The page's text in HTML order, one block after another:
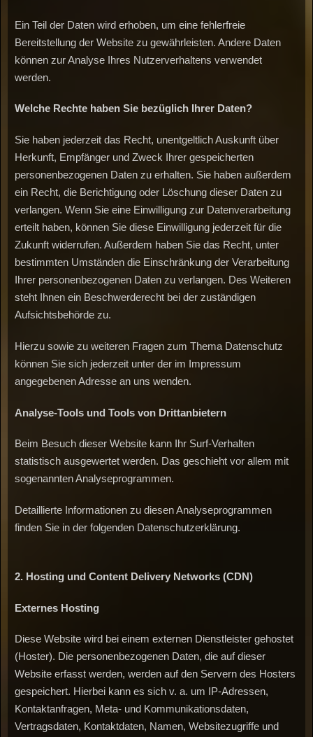
Ein Teil der Daten wird erhoben, um eine fehlerfreie
Bereitstellung der Website zu gewährleisten. Andere Daten
können zur Analyse Ihres Nutzerverhaltens verwendet
werden.
Welche Rechte haben Sie bezüglich Ihrer Daten?
Sie haben jederzeit das Recht, unentgeltlich Auskunft über
Herkunft, Empfänger und Zweck Ihrer gespeicherten
personenbezogenen Daten zu erhalten. Sie haben außerdem
ein Recht, die Berichtigung oder Löschung dieser Daten zu
verlangen. Wenn Sie eine Einwilligung zur Datenverarbeitung
erteilt haben, können Sie diese Einwilligung jederzeit für die
Zukunft widerrufen. Außerdem haben Sie das Recht, unter
bestimmten Umständen die Einschränkung der Verarbeitung
Ihrer personenbezogenen Daten zu verlangen. Des Weiteren
steht Ihnen ein Beschwerderecht bei der zuständigen
Aufsichtsbehörde zu.
Hierzu sowie zu weiteren Fragen zum Thema Datenschutz
können Sie sich jederzeit unter der im Impressum
angegebenen Adresse an uns wenden.
Analyse-Tools und Tools von Drittanbietern
Beim Besuch dieser Website kann Ihr Surf-Verhalten
statistisch ausgewertet werden. Das geschieht vor allem mit
sogenannten Analyseprogrammen.
Detaillierte Informationen zu diesen Analyseprogrammen
finden Sie in der folgenden Datenschutzerklärung.
2. Hosting und Content Delivery Networks (CDN)
Externes Hosting
Diese Website wird bei einem externen Dienstleister gehostet
(Hoster). Die personenbezogenen Daten, die auf dieser
Website erfasst werden, werden auf den Servern des Hosters
gespeichert. Hierbei kann es sich v. a. um IP-Adressen,
Kontaktanfragen, Meta- und Kommunikationsdaten,
Vertragsdaten, Kontaktdaten, Namen, Websitezugriffe und